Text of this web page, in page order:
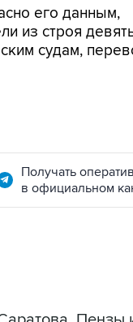
его данным,
из строя
судам,
Получать
в официальном